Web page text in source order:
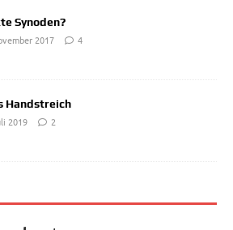
Synoden?
2017
4
Handstreich
2019
2